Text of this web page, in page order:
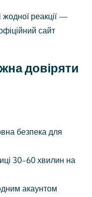
реакції —
сайт
довіряти
безпека для
30-60 хвилин на
акаунтом